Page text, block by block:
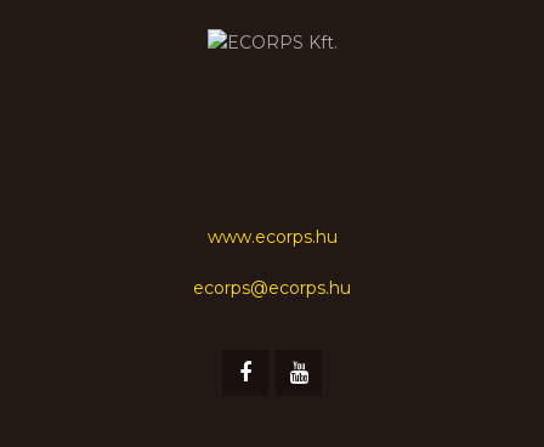
www.ecorps.hu
ecorps@ecorps.hu